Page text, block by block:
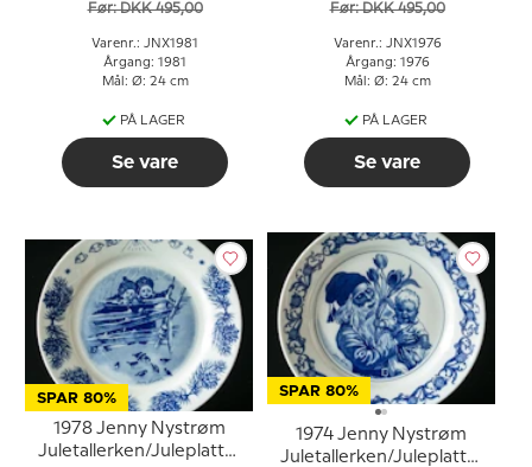
Før: DKK 495,00
Varenr.: JNX1981
Årgang: 1981
Mål: Ø: 24 cm
PÅ LAGER
Se vare
Før: DKK 495,00
Varenr.: JNX1976
Årgang: 1976
Mål: Ø: 24 cm
PÅ LAGER
Se vare
SPAR 80%
1978 Jenny Nystrøm
Juletallerken/Juleplatte,
SPAR 80%
1974 Jenny Nystrøm
Juletallerken/Juleplatte,